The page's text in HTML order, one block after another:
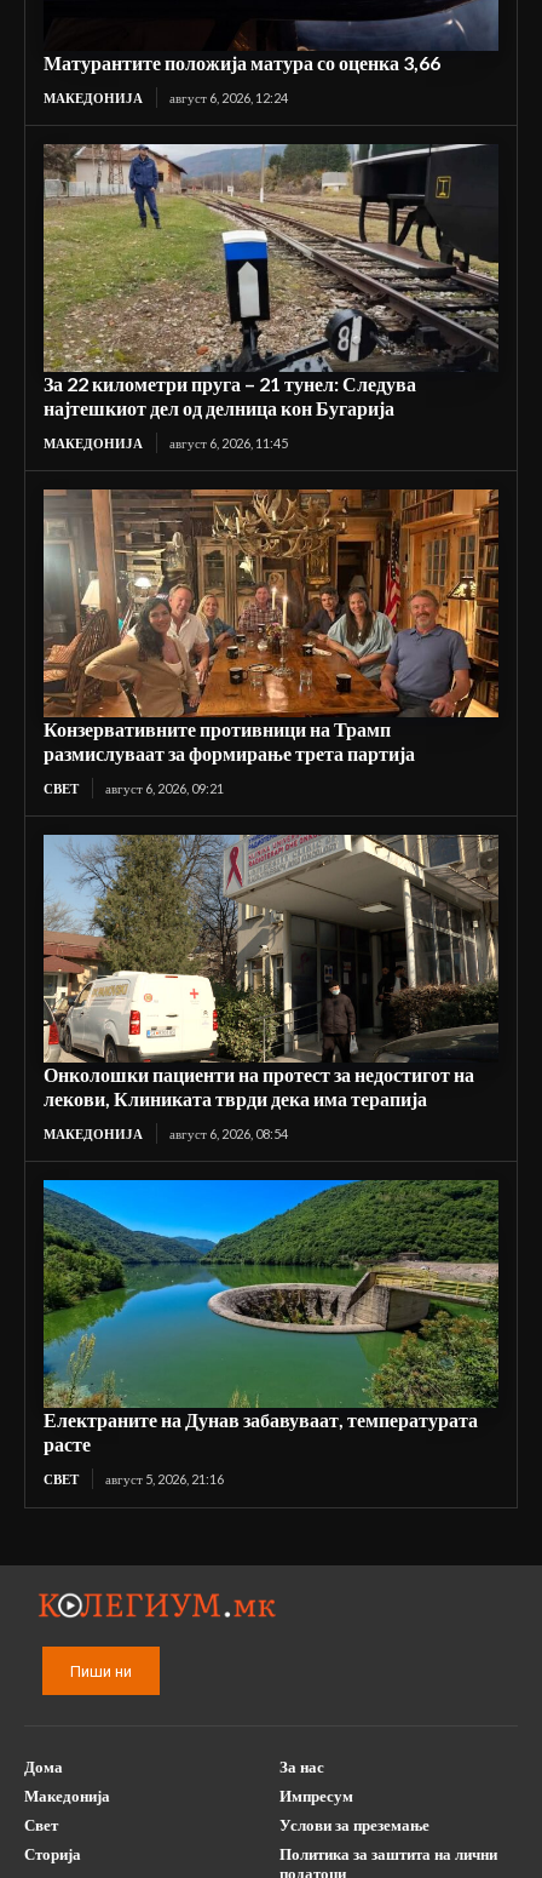
Матурантите положија матура со оценка 3,66
МАКЕДОНИЈА август 6, 2026, 12:24
За 22 километри пруга – 21 тунел: Следува
најтешкиот дел од делница кон Бугарија
МАКЕДОНИЈА август 6, 2026, 11:45
Конзервативните противници на Трамп
размислуваат за формирање трета партија
СВЕТ август 6, 2026, 09:21
Онколошки пациенти на протест за недостигот на
лекови, Клиниката тврди дека има терапија
МАКЕДОНИЈА август 6, 2026, 08:54
Електраните на Дунав забавуваат, температурата
расте
СВЕТ август 5, 2026, 21:16
Пиши ни
Дома
Македонија
Свет
Сторија
За нас
Импресум
Услови за преземање
Политика за заштита на лични
податоци